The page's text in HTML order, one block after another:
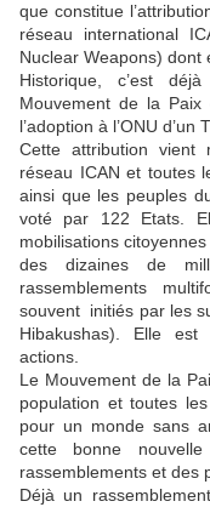
que constitue
réseau international
Nuclear Weapons) dont
Historique, c’est
Mouvement de la
l’adoption à l’ONU
Cette attribution vient
réseau ICAN et toutes
ainsi que les peuples
voté par 122 Etats.
mobilisations
des dizaines de
rassemblements
souvent initiés par les
Hibakushas). Elle
actions.
Le Mouvement de la
population et toutes
pour un monde sans
cette bonne
rassemblements et des
Déjà un